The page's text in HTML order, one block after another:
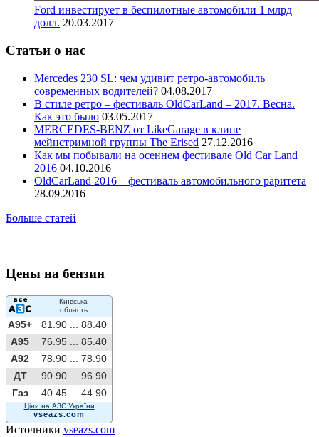
Ford инвестирует в беспилотные автомобили 1 млрд
долл. 20.03.2017
Статьи о нас
Mercedes 230 SL: чем удивит ретро-автомобиль
современных водителей? 04.08.2017
В стиле ретро – фестиваль OldCarLand – 2017. Весна.
Как это было 03.05.2017
MERCEDES-BENZ от LikeGarage в клипе
мейнстримной группы The Erised 27.12.2016
Как мы побывали на осеннем фестивале Old Car Land
2016 04.10.2016
OldCarLand 2016 – фестиваль автомобильного раритета
28.09.2016
Больше статей
Цены на бензин
Київська
область
A95+ 81.90 ...
88.40
A95
76.95 ...
85.40
A92
78.90 ...
78.90
ДТ
90.90 ...
96.90
Газ
40.45 ... 44.90
Ціни на АЗС України
vseazs.com
Источники vseazs.com